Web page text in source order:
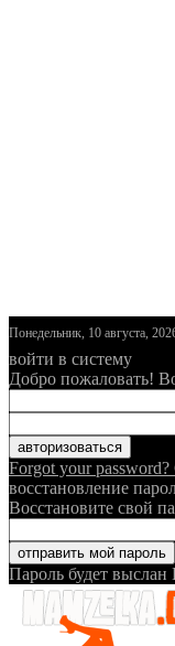
Понедельник, 10 августа,
войти в систему
Добро пожаловать!
Forgot your password?
восстановление
Восстановите свой
Пароль будет